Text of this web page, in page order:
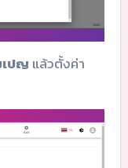
เปญแล้วตั้งค่า